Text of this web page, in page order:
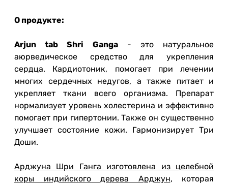
О продукте:
Arjun tab Shri Ganga- это натуральное
аюрведическое средство для укрепления
сердца. Кардиотоник, помогает при лечении
многих сердечных недугов, а также питает и
укрепляет ткани всего организма. Препарат
нормализует уровень холестерина и эффективно
помогает при гипертонии. Также он существенно
улучшает состояние кожи. Гармонизирует Три
Доши.
Арджуна Шри Ганга изготовлена из целебной
коры индийского дерева Арджун, которая